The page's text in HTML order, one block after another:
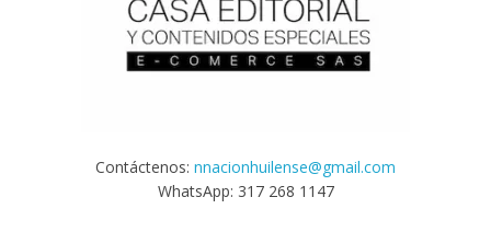
Contáctenos: nnacionhuilense@gmail.com
WhatsApp: 317 268 1147